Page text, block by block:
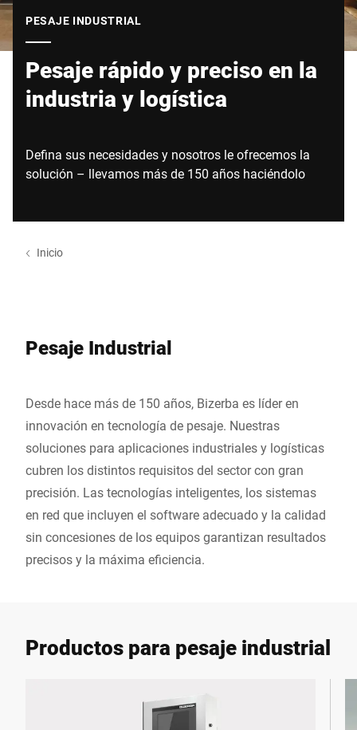
PESAJE INDUSTRIAL
Pesaje rápido y preciso en la
industria y logística
Defina sus necesidades y nosotros le ofrecemos la
solución – llevamos más de 150 años haciéndolo
Inicio
Pesaje Industrial
Desde hace más de 150 años, Bizerba es líder en
innovación en tecnología de pesaje. Nuestras
soluciones para aplicaciones industriales y logísticas
cubren los distintos requisitos del sector con gran
precisión. Las tecnologías inteligentes, los sistemas
en red que incluyen el software adecuado y la calidad
sin concesiones de los equipos garantizan resultados
precisos y la máxima eficiencia.
Productos para pesaje industrial